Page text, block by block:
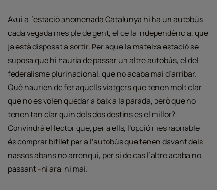
Avui a l’estació anomenada Catalunya hi ha un autobús
cada vegada més ple de gent, el de la independència, que
ja està disposat a sortir. Per aquella mateixa estació se
suposa que hi hauria de passar un altre autobús, el del
federalisme plurinacional, que no acaba mai d’arribar.
Què haurien de fer aquells viatgers que tenen molt clar
que no es volen quedar a baix a la parada, però que no
tenen tan clar quin dels dos destins és el millor?
Convindrà el lector que, per a ells, l’opció més raonable
és comprar bitllet per a l’autobús que tenen davant dels
nassos abans no arrenqui, per si de cas l’altre acaba no
passant -ni ara, ni mai.